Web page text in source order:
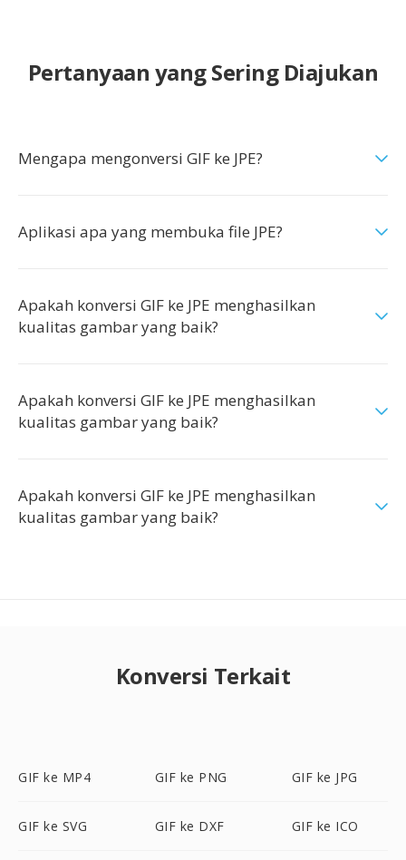
Pertanyaan yang Sering Diajukan
Mengapa mengonversi GIF ke JPE?
Aplikasi apa yang membuka file JPE?
Apakah konversi GIF ke JPE menghasilkan
kualitas gambar yang baik?
Apakah konversi GIF ke JPE menghasilkan
kualitas gambar yang baik?
Apakah konversi GIF ke JPE menghasilkan
kualitas gambar yang baik?
Konversi Terkait
GIF ke MP4 GIF ke PNG GIF ke JPG
GIF ke SVG GIF ke DXF GIF ke ICO